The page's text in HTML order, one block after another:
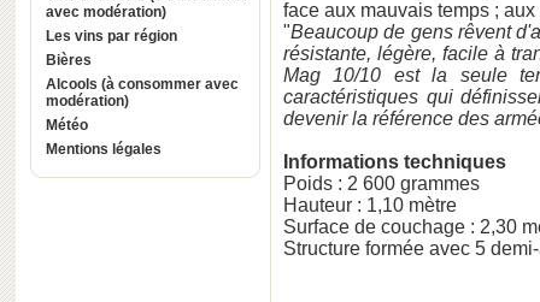
avec modération)
Les vins par région
Bières
Alcools (à consommer avec
modération)
Météo
Mentions légales
face aux mauvais temps ;
"Beaucoup de gens rêvent
résistante, légère, facile à
Mag 10/10 est la seule
caractéristiques qui
devenir la référence des
Informations techniques
Poids : 2 600 grammes
Hauteur : 1,10 mètre
Surface de couchage : 2,30
Structure formée avec 5